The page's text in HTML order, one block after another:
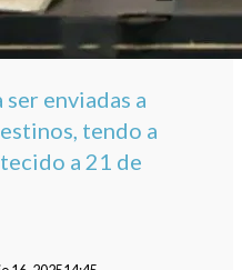
enviadas a
tendo a
a 21 de